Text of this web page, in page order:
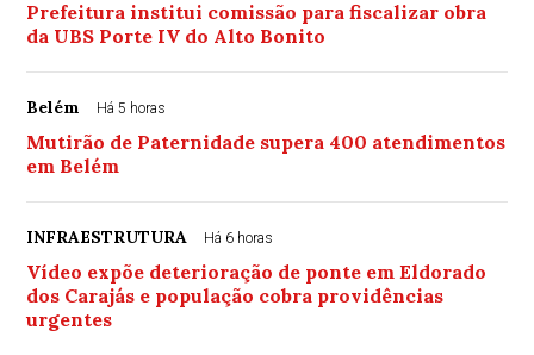
Prefeitura institui comissão para fiscalizar obra
da UBS Porte IV do Alto Bonito
Belém Há 5 horas
Mutirão de Paternidade supera 400 atendimentos
em Belém
INFRAESTRUTURA Há 6 horas
Vídeo expõe deterioração de ponte em Eldorado
dos Carajás e população cobra providências
urgentes